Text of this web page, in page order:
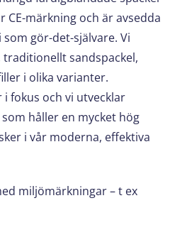
CE-märkning och är avsedda
gör-det-självare. Vi
sandspackel,
i olika varianter.
fokus och vi utvecklar
håller en mycket hög
i vår moderna, effektiva
miljömärkningar – t ex